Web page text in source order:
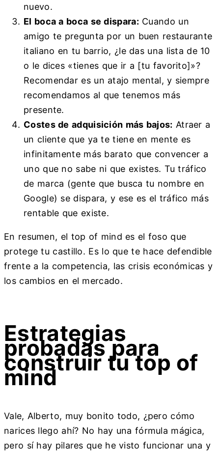
nuevo.
El boca a boca se dispara: Cuando un
amigo te pregunta por un buen restaurante
italiano en tu barrio, ¿le das una lista de 10
o le dices «tienes que ir a [tu favorito]»?
Recomendar es un atajo mental, y siempre
recomendamos al que tenemos más
presente.
Costes de adquisición más bajos: Atraer a
un cliente que ya te tiene en mente es
infinitamente más barato que convencer a
uno que no sabe ni que existes. Tu tráfico
de marca (gente que busca tu nombre en
Google) se dispara, y ese es el tráfico más
rentable que existe.
En resumen, el top of mind es el foso que
protege tu castillo. Es lo que te hace defendible
frente a la competencia, las crisis económicas y
los cambios en el mercado.
Estrategias
probadas para
construir tu top of
mind
Vale, Alberto, muy bonito todo, ¿pero cómo
narices llego ahí? No hay una fórmula mágica,
pero sí hay pilares que he visto funcionar una y